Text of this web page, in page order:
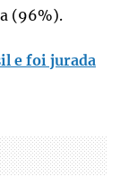
(96%).
e foi jurada